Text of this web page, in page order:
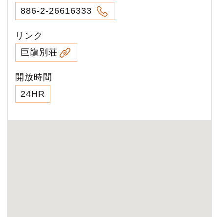
886-2-26616333
リンク
巨龍別荘
開放時間
24HR